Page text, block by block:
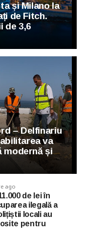
și Milano la
de Fitch.
de 3,6
– Delfinariu
va
modernă și
ago
de lei în
ilegală a
locali au
pentru